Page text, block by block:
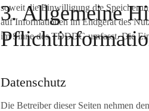
soweit die Einwilligung die
auf Informationen im Endgerät des
im Sinne des TDDDG umfasst. Die
3. Allgemeine
Datenschutz
Die Betreiber dieser Seiten nehmen